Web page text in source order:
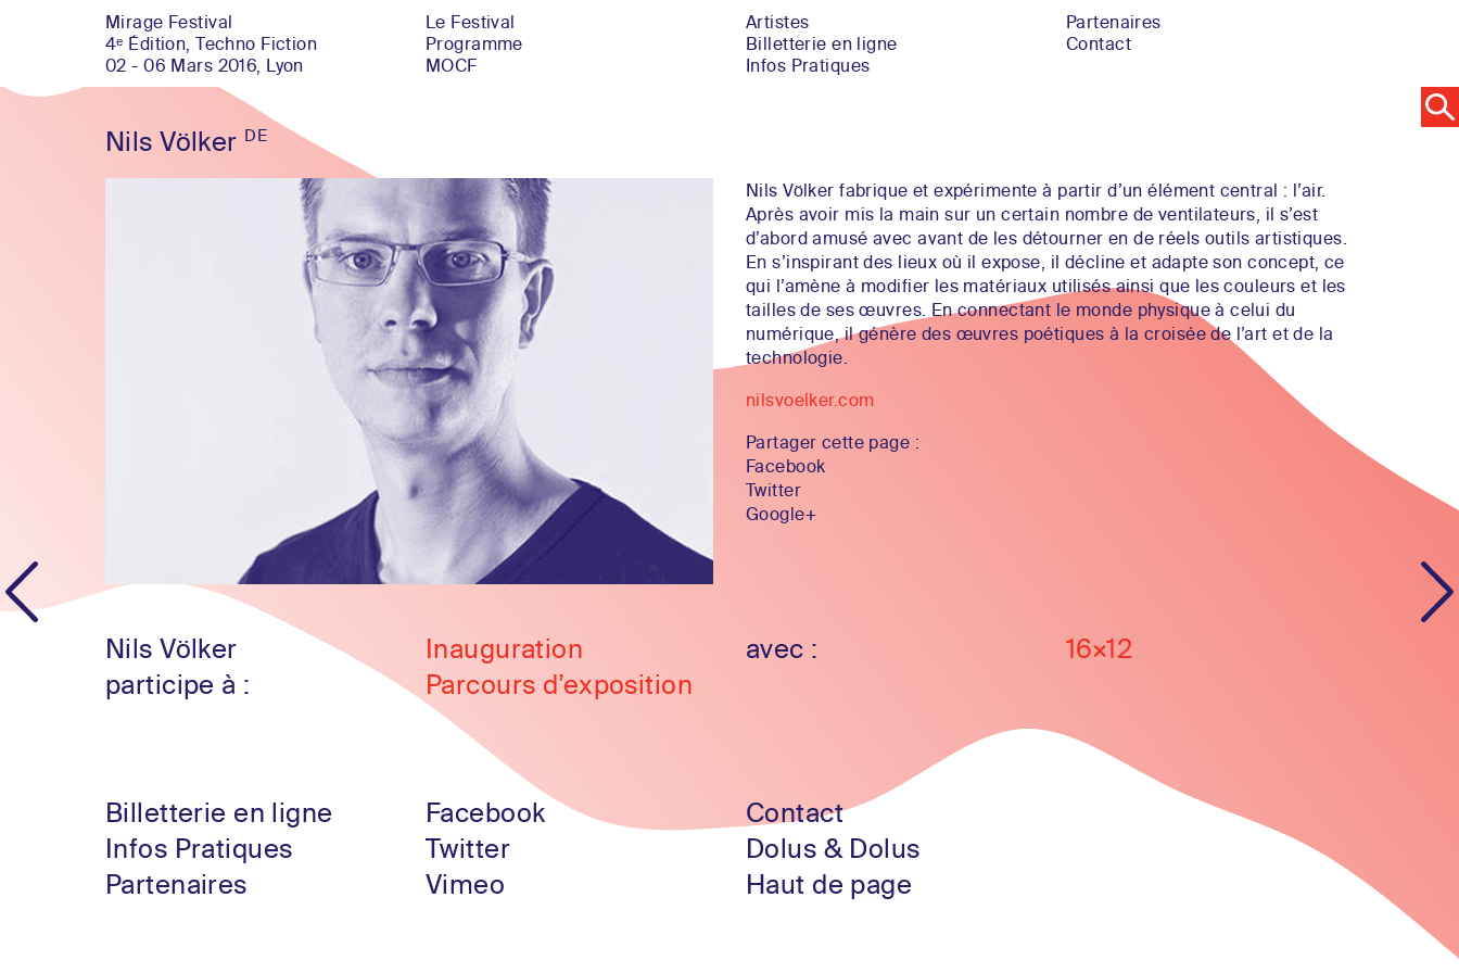
Mirage Festival
4ᵉ Édition, Techno Fiction
02 - 06 Mars 2016, Lyon
Le Festival
Programme
MOCF
Artistes
Billetterie en ligne
Infos Pratiques
Partenaires
Contact
Nils Völker DE
Nils Völker fabrique et expérimente à partir d’un élément central : l’air.
Après avoir mis la main sur un certain nombre de ventilateurs, il s’est
d’abord amusé avec avant de les détourner en de réels outils artistiques.
En s’inspirant des lieux où il expose, il décline et adapte son concept, ce
qui l’amène à modifier les matériaux utilisés ainsi que les couleurs et les
tailles de ses œuvres. En connectant le monde physique à celui du
numérique, il génère des œuvres poétiques à la croisée de l’art et de la
technologie.
nilsvoelker.com
Partager cette page :
Facebook
Twitter
Google+
Nils Völker
participe à :
Inauguration
Parcours d’exposition
avec : 16×12
Billetterie en ligne
Infos Pratiques
Partenaires
Facebook
Twitter
Vimeo
Contact
Dolus & Dolus
Haut de page